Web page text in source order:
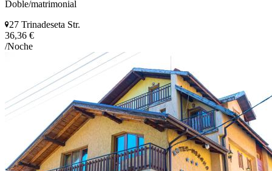
Doble/matrimonial
27 Trinadeseta Str.
36,36 €
/Noche